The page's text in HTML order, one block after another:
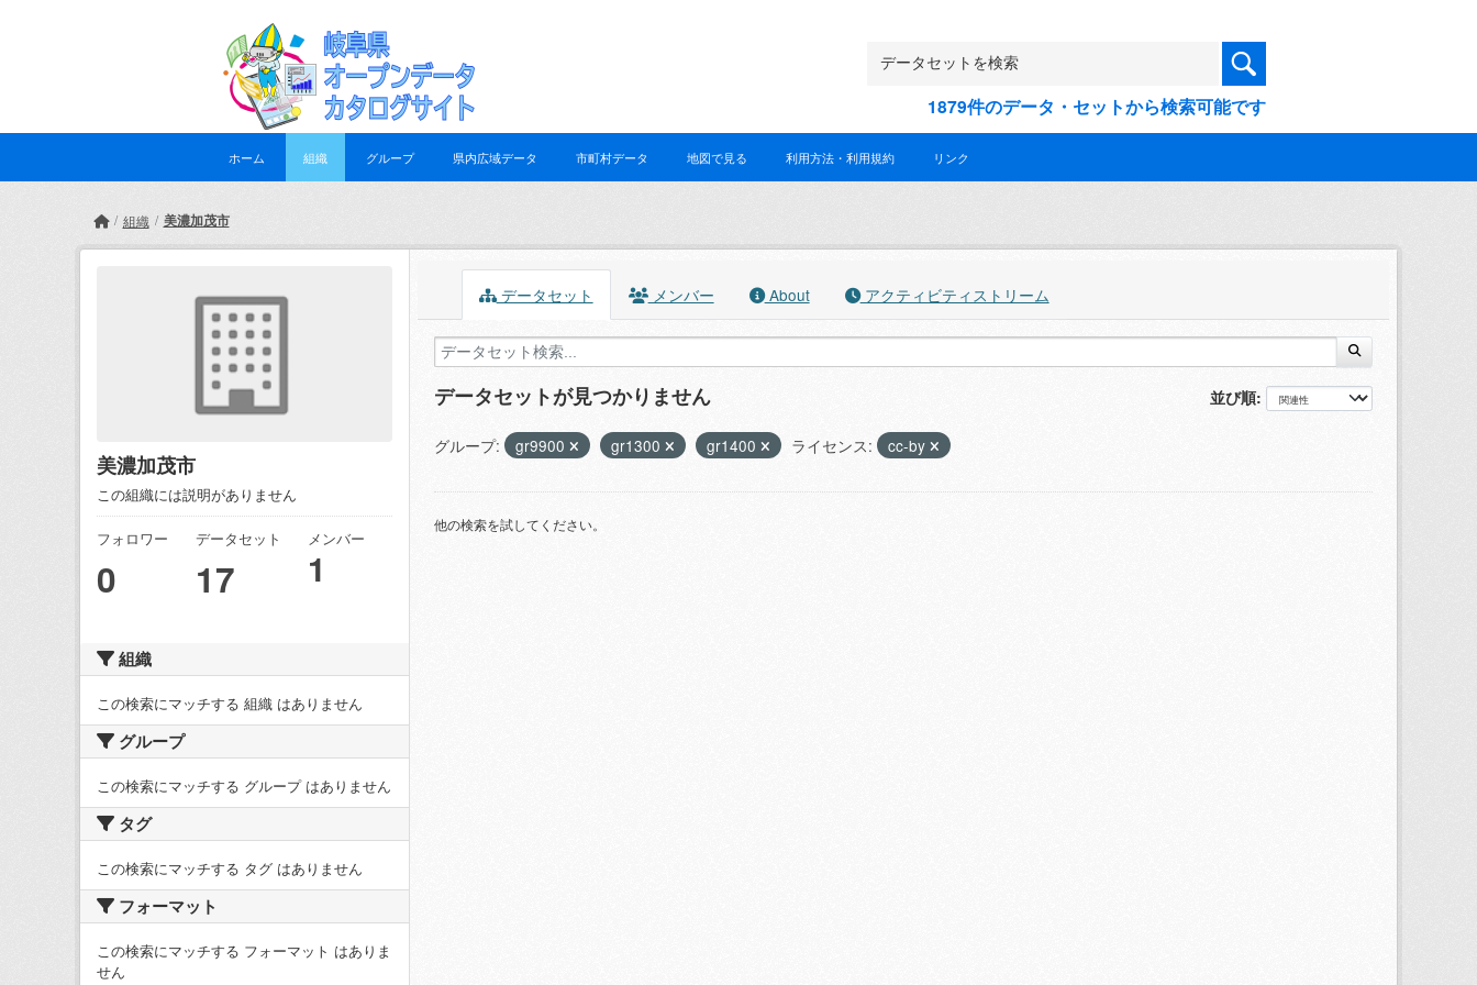
1879件のデータ・セットから検索可能です
ホーム 組織 グループ 県内広域データ 市町村データ 地図で見る 利用方法・利用規約 リンク
組織 美濃加茂市
美濃加茂市
この組織には説明がありません
フォロワー
0
データセット
17
メンバー
1
組織
この検索にマッチする 組織 はありません
グループ
この検索にマッチする グループ はありません
タグ
この検索にマッチする タグ はありません
フォーマット
この検索にマッチする フォーマット はありま
せん
データセット メンバー About アクティビティストリーム
並び順
データセットが見つかりません
グループ: gr9900 gr1300 gr1400 ライセンス: cc-by
他の検索を試してください。